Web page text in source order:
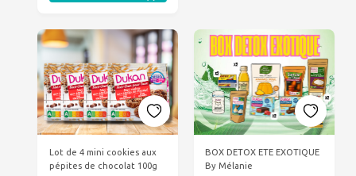
Lot de 4 mini cookies aux
pépites de chocolat 100g
BOX DETOX ETE EXOTIQUE
By Mélanie